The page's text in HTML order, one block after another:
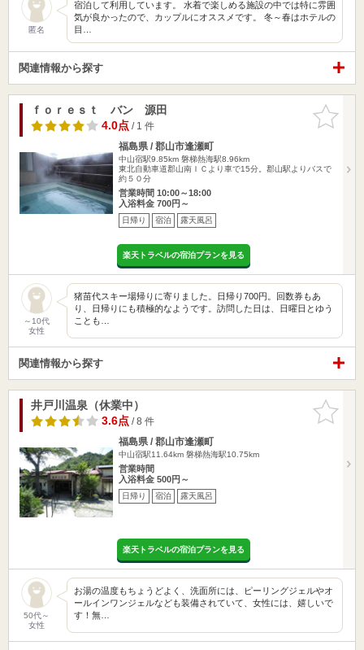
匿名
宿泊して利用しています。 水着で楽しめる施設の中では特に雰囲
気が良かったので、カップルにオススメです。 冬～春はホテルの
目…
関連情報から探す
お気に入
りに追加
ｆｏｒｅｓｔ バン 源田
4.0点/ 1 件
福島県 / 郡山市逢瀬町
中山宿駅9.85km 磐梯熱海駅8.96km
東北自動車道郡山南ＩＣより車で15分。郡山駅よりバスで
約５０分
営業時間 10:00～18:00
入浴料金 700円～
日帰り 宿泊 露天風呂
楽天トラベルの宿泊プランを見る
～10代
女性
猪苗代スキー場帰りに寄りました。日帰り700円。回数券もあ
り、日帰りにも積極的なようです。訪問した日は、日曜日とゆう
ことも…
関連情報から探す
お気に入
りに追加
井戸川温泉（休業中）
3.6点/ 8 件
福島県 / 郡山市逢瀬町
中山宿駅11.64km 磐梯熱海駅10.75km
営業時間
入浴料金 500円～
日帰り 宿泊 露天風呂
楽天トラベルの宿泊プランを見る
50代～
女性
お湯の温度もちょうどよく、洗面所には、ピーリングジェルやオ
ールインワンジェルなども装備されていて、女性には、嬉しいで
す！無…